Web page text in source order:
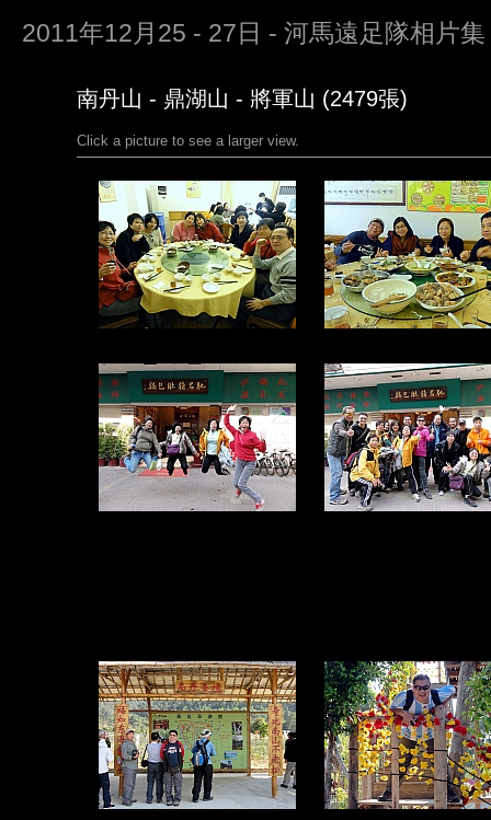
2011年12月25 - 27日 - 河馬遠足隊相片集
南丹山 - 鼎湖山 - 將軍山 (2479張)
Click a picture to see a larger view.